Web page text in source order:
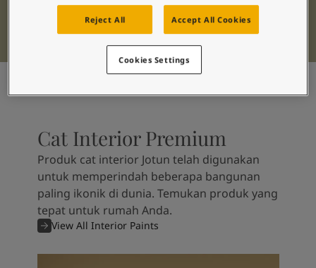
warna premium kami dan pilih produk
terbaik untuk rumah Anda.
Cat Interior Premium
Produk cat interior Jotun telah digunakan
untuk memperindah beberapa bangunan
paling ikonik di dunia. Temukan produk yang
tepat untuk rumah Anda.
View All Interior Paints
Reject All Accept All Cookies
Cookies Settings